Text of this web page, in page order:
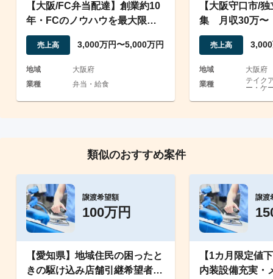
【大阪/FC弁当配達】創業約10
年・FCのノウハウを最大限活
かした弁当配達屋
売上高 3,000万円〜5,000万円
地域
大阪府
業種
弁当・給食
【大阪守口市/
集 月収30万〜
売上高
地域
大阪府
業種
テイク
ー・ケ
類似のおすすめ案件
譲渡希望額
100万円
【愛知県】地域住民の困ったと
きの駆け込み店舗引継希望者を
譲渡
【1カ月限定値
内装設備充実・